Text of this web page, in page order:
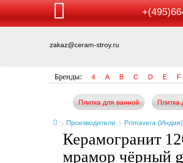
zakaz@ceram-stroy.ru
Бренды: 4 A B C D E F
Плитка для ванной Плитка
Производители Primavera (Индия)
Керамогранит
мрамор чёрный